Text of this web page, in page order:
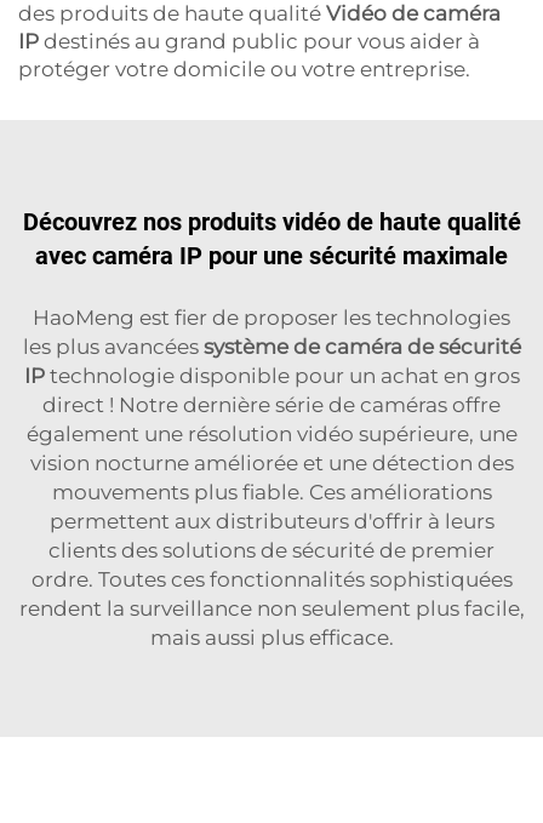
des produits de haute qualité Vidéo de caméra
IP destinés au grand public pour vous aider à
protéger votre domicile ou votre entreprise.
Découvrez nos produits vidéo de haute qualité
avec caméra IP pour une sécurité maximale
HaoMeng est fier de proposer les technologies
les plus avancées système de caméra de sécurité
IP technologie disponible pour un achat en gros
direct ! Notre dernière série de caméras offre
également une résolution vidéo supérieure, une
vision nocturne améliorée et une détection des
mouvements plus fiable. Ces améliorations
permettent aux distributeurs d'offrir à leurs
clients des solutions de sécurité de premier
ordre. Toutes ces fonctionnalités sophistiquées
rendent la surveillance non seulement plus facile,
mais aussi plus efficace.